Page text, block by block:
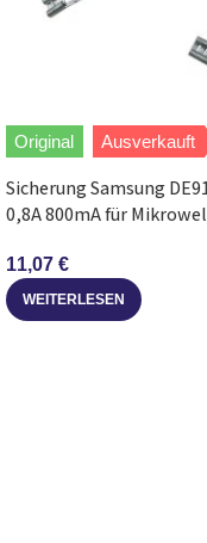
Original Ausverkauft
Sicherung Samsung
0,8A 800mA für
11,07 €
WEITERLESEN